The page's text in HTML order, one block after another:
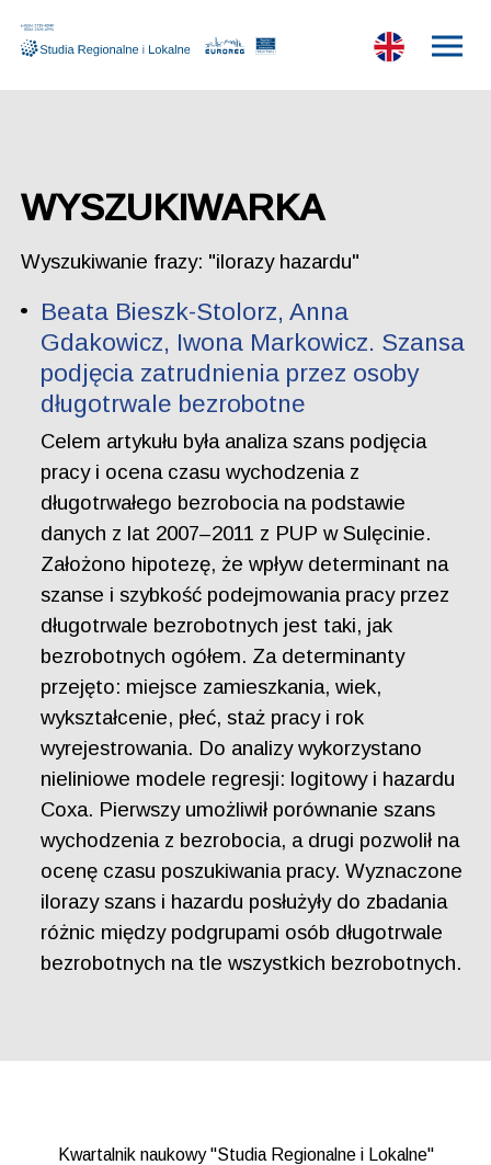
WYSZUKIWARKA
Wyszukiwanie frazy: "ilorazy hazardu"
Beata Bieszk-Stolorz, Anna
Gdakowicz, Iwona Markowicz. Szansa
podjęcia zatrudnienia przez osoby
długotrwale bezrobotne
Celem artykułu była analiza szans podjęcia
pracy i ocena czasu wychodzenia z
długotrwałego bezrobocia na podstawie
danych z lat 2007–2011 z PUP w Sulęcinie.
Założono hipotezę, że wpływ determinant na
szanse i szybkość podejmowania pracy przez
długotrwale bezrobotnych jest taki, jak
bezrobotnych ogółem. Za determinanty
przejęto: miejsce zamieszkania, wiek,
wykształcenie, płeć, staż pracy i rok
wyrejestrowania. Do analizy wykorzystano
nieliniowe modele regresji: logitowy i hazardu
Coxa. Pierwszy umożliwił porównanie szans
wychodzenia z bezrobocia, a drugi pozwolił na
ocenę czasu poszukiwania pracy. Wyznaczone
ilorazy szans i hazardu posłużyły do zbadania
różnic między podgrupami osób długotrwale
bezrobotnych na tle wszystkich bezrobotnych.
Kwartalnik naukowy "Studia Regionalne i Lokalne"